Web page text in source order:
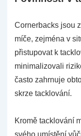
Cornerbacks jsou
míče, zejména v
přistupovat k
minimalizovali
často zahrnuje
skrze tacklování.
Kromě tacklování
svého umístění